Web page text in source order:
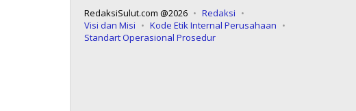
RedaksiSulut.com @2026
Redaksi
Visi dan Misi
Kode Etik Internal Perusahaan
Standart Operasional Prosedur